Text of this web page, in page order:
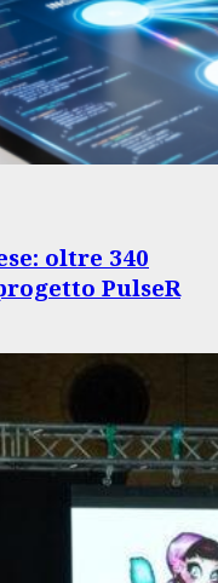
oltre 340
PulseR